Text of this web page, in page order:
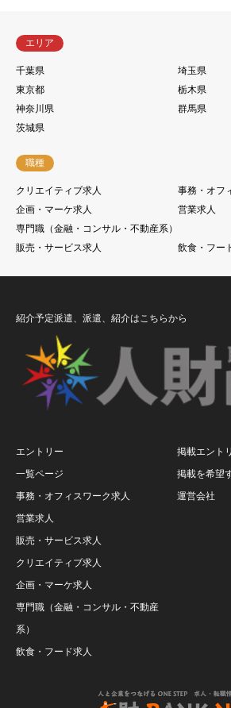
エリア
千葉県
埼玉県
東京都
栃木県
神奈川県
群馬県
茨城県
職種
クリエイティブ求人
事務・オフ
企画・マーケ求人
営業求人
専門職（金融・コンサル・不動産系）
販売・サービス求人
飲食・フー
紹介予定派遣、派遣、紹介はこちらから
エントリー
一覧ページ
事務・オフィスワーク求人
営業求人
販売・サービス求人
クリエイティブ求人
企画・マーケ求人
専門職（金融・コンサル・不動産
系）
飲食・フード求人
掲載エント
掲載を希望
運営会社